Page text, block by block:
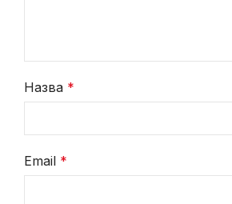
Назва *
Email *